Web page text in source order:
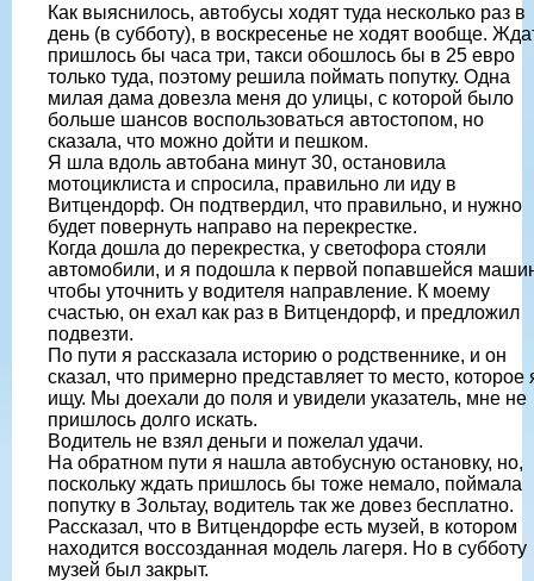
Как выяснилось, автобусы ходят туда несколько раз в
день (в субботу), в воскресенье не ходят вообще.
пришлось бы часа три, такси обошлось бы в 25 евро
только туда, поэтому решила поймать попутку. Одна
милая дама довезла меня до улицы, с которой было
больше шансов воспользоваться автостопом, но
сказала, что можно дойти и пешком.
Я шла вдоль автобана минут 30, остановила
мотоциклиста и спросила, правильно ли иду в
Витцендорф. Он подтвердил, что правильно, и нужно
будет повернуть направо на перекрестке.
Когда дошла до перекрестка, у светофора стояли
автомобили, и я подошла к первой попавшейся
чтобы уточнить у водителя направление. К моему
счастью, он ехал как раз в Витцендорф, и предложил
подвезти.
По пути я рассказала историю о родственнике, и он
сказал, что примерно представляет то место, которое
ищу. Мы доехали до поля и увидели указатель, мне не
пришлось долго искать.
Водитель не взял деньги и пожелал удачи.
На обратном пути я нашла автобусную остановку, но,
поскольку ждать пришлось бы тоже немало, поймала
попутку в Зольтау, водитель так же довез бесплатно.
Рассказал, что в Витцендорфе есть музей, в котором
находится воссозданная модель лагеря. Но в субботу
музей был закрыт.